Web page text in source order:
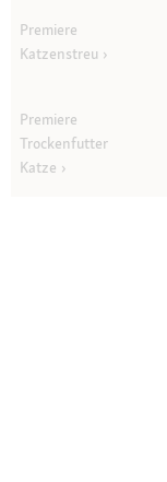
Premiere
Katzenstreu
Premiere
Trockenfutter
Katze